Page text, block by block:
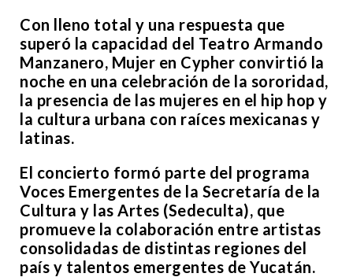
Con lleno total y una respuesta que
superó la capacidad del Teatro Armando
Manzanero, Mujer en Cypher convirtió la
noche en una celebración de la sororidad,
la presencia de las mujeres en el hip hop y
la cultura urbana con raíces mexicanas y
latinas.
El concierto formó parte del programa
Voces Emergentes de la Secretaría de la
Cultura y las Artes (Sedeculta), que
promueve la colaboración entre artistas
consolidadas de distintas regiones del
país y talentos emergentes de Yucatán.